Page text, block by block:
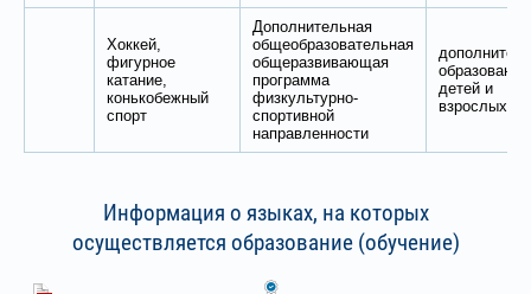
Хоккей,
фигурное
катание,
конькобежный
спорт
Дополнительная
общеобразовательная
общеразвивающая
программа
физкультурно-
спортивной
направленности
образование
детей и
взрослых
Информация о языках, на которых
осуществляется образование (обучение)